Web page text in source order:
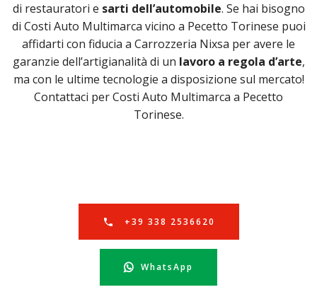
di restauratori e sarti dell’automobile. Se hai bisogno
di Costi Auto Multimarca vicino a Pecetto Torinese puoi
affidarti con fiducia a Carrozzeria Nixsa per avere le
garanzie dell’artigianalità di un lavoro a regola d’arte,
ma con le ultime tecnologie a disposizione sul mercato!
Contattaci per Costi Auto Multimarca a Pecetto
Torinese.
+39 338 2536620
WhatsApp